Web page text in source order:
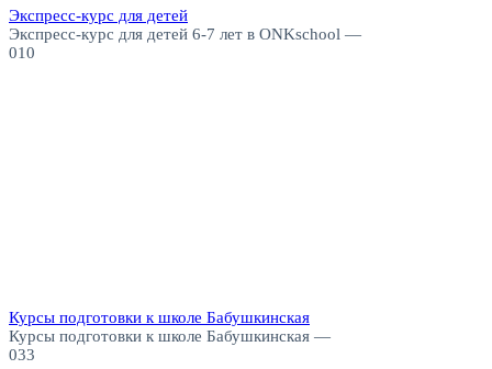
Экспресс-курс для детей
Экспресс-курс для детей 6-7 лет в ONKschool —
010
Курсы подготовки к школе Бабушкинская
Курсы подготовки к школе Бабушкинская —
033